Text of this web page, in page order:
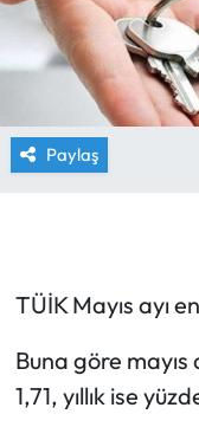
Paylaş
TÜİK Mayıs ayı
Buna göre mayıs
1,71, yıllık ise